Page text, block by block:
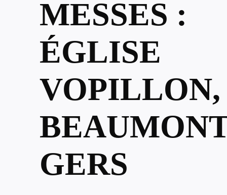
MESSES :
ÉGLISE
VOPILLON,
GERS